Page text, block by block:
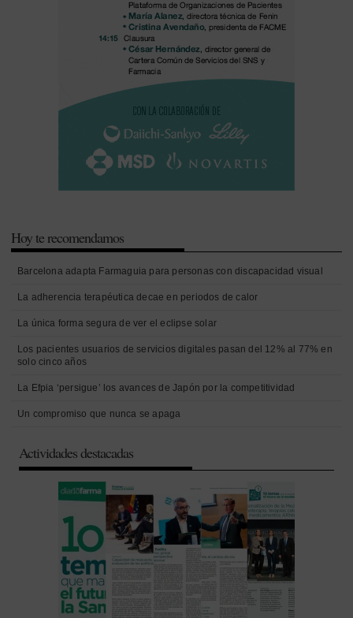
Hoy te recomendamos
Barcelona adapta Farmaguia para personas con discapacidad visual
La adherencia terapéutica decae en periodos de calor
La única forma segura de ver el eclipse solar
Los pacientes usuarios de servicios digitales pasan del 12% al 77% en
solo cinco años
La Efpia ‘persigue’ los avances de Japón por la competitividad
Un compromiso que nunca se apaga
Actividades destacadas